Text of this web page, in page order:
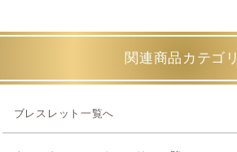
関連商品カテゴリ
ブレスレット一覧へ